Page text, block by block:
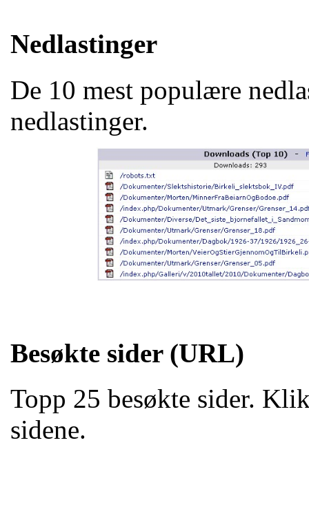
Nedlastinger
De 10 mest populære
nedlastinger.
Besøkte sider (URL)
Topp 25 besøkte sider.
sidene.